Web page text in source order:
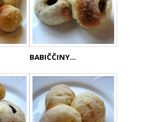
BABIČČINY...